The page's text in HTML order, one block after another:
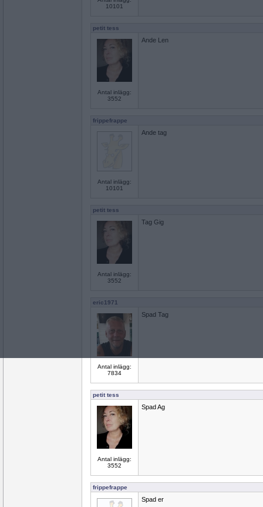
10101
petit tess
Antal inlägg:
3552
Ande Len
frippefrappe
Antal inlägg:
10101
Ande tag
petit tess
Antal inlägg:
3552
Tag Gig
eric1971
Antal inlägg:
7834
Spad Tag
petit tess
Antal inlägg:
3552
Spad Ag
frippefrappe
Spad er